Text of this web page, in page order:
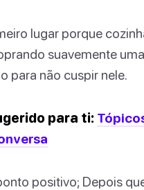
lugar porque
suavemente
para não cuspir nele.
para ti:
positivo; Depois